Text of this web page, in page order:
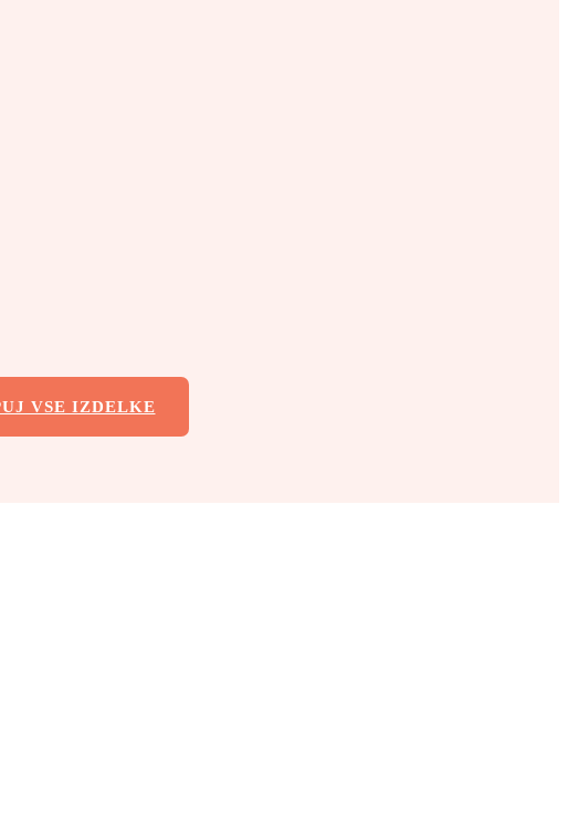
VSE IZDELKE